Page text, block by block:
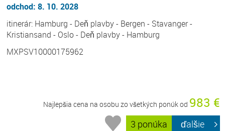
odchod: 8. 10. 2028
itinerár: Hamburg - Deň plavby - Bergen - Stavanger -
Kristiansand - Oslo - Deň plavby - Hamburg
MXPSV10000175962
Najlepšia cena na osobu zo všetkých ponúk od 983 €
3 ponúka ďalšie